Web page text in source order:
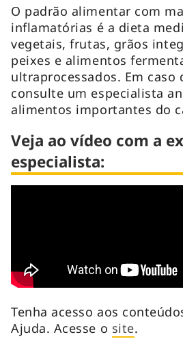
O padrão alimentar com
inflamatórias é a dieta
vegetais, frutas, grãos
peixes e alimentos
ultraprocessados. Em caso
consulte um especialista
alimentos importantes do
Veja ao vídeo com a
especialista:
Tenha acesso aos
Ajuda. Acesse o site.